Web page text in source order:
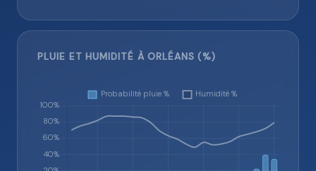
PLUIE ET HUMIDITÉ À ORLÉANS (%)